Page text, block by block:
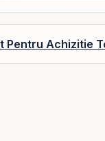
Pentru Achizitie